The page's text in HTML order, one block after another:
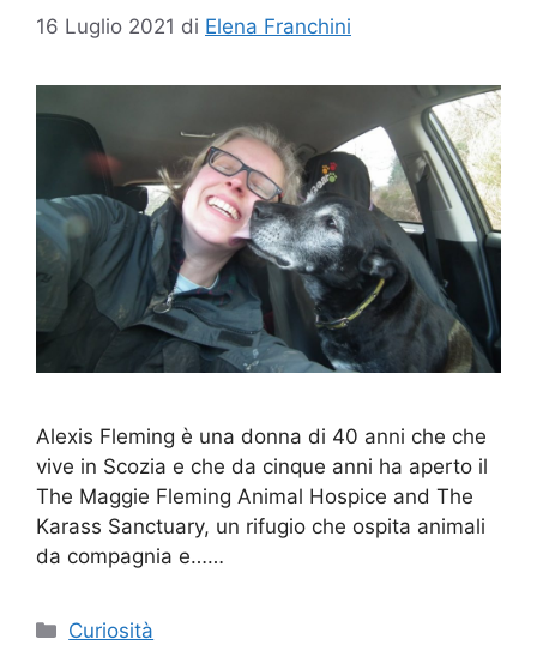
16 Luglio 2021 di Elena Franchini
Alexis Fleming è una donna di 40 anni che che
vive in Scozia e che da cinque anni ha aperto il
The Maggie Fleming Animal Hospice and The
Karass Sanctuary, un rifugio che ospita animali
da compagnia e……
Categorie
Curiosità